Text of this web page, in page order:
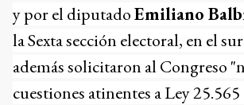
y por el diputadoEmiliano
la Sexta sección electoral, en el
además solicitaron al Congreso
cuestiones atinentes a Ley